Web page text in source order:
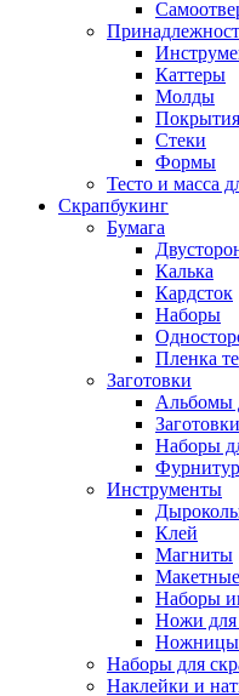
Каттеры
Молды
Покрытия
Стеки
Формы
Тесто и масса
Скрапбукинг
Бумага
Калька
Кардсток
Наборы
Пленка
Заготовки
Альбомы
Наборы
Инструменты
Клей
Магниты
Наборы
Ножи для
Ножницы
Наборы для
Наклейки и